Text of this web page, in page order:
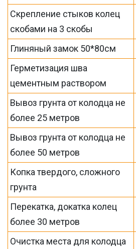
Скрепление стыков колец
скобами на 3 скобы
Глиняный замок 50*80см
Герметизация шва
цементным раствором
Вывоз грунта от колодца не
более 25 метров
Вывоз грунта от колодца не
более 50 метров
Копка твердого, сложного
грунта
Перекатка, докатка колец
более 30 метров
Очистка места для колодца